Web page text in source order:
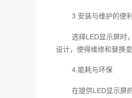
3.安装与维护的便
选择LED显示屏时
设计，使得维修和替换
4.能耗与环保
在提供LED显示屏